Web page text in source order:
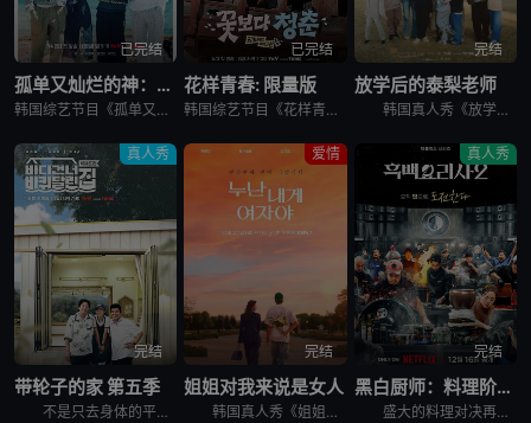
已完结
孤单又灿烂的神：鬼怪十周年特辑
韩国综艺节目《孤单又灿烂的神：鬼怪十周年特辑》又名：鬼怪十周年特别篇,鬼怪十周年之旅(台),도깨비 10주년，讲述了：为纪念开播十周年，剧中主演睽违多年再度聚首，展开特別旅行，重访经典场景、回顾难忘台
已完结
花样青春: 限量版
韩国综艺节目《花样青春: 限量版》的妙趣在于突发旅行。突然告诉出演者去旅行的日程，出演者带着制作组原封不动地给的每人10万韩元经费，于2026年2月24日通过频道十五夜直播被绑架到旅行地。出演人员是郑
完结
放学后的泰梨老师
韩国真人秀《放学后的泰梨老师》讲述的，是金泰梨成为某乡村小学的戏剧班老师，给学生们上戏剧课的节目。 成为充满热情的演技老师金泰梨和可爱学生们展开的特别旅程，将为观众带来纯真的笑容和感动。
真人秀
完结
带轮子的家 第五季
不是只去身体的平凡旅行， &nbsp; &nbsp; &nbsp; &nbsp; &nbsp; &nbsp; &nbsp; &nbsp; &nbsp; &nbsp; &nbsp; &nbsp; &
爱情
完结
姐姐对我来说是女人
韩国真人秀《姐姐对我来说是女人》讲述了，超越年龄差距这一现实的障碍，在爱情面前果敢坦率的姐弟恋男女们挑性真诚的恋爱细胞再生真人秀。
真人秀
完结
黑白厨师：料理阶级战争 第二季
盛大的料理对决再度展开，新一批“黑汤匙”厨师迎战实力坚强的“白汤匙”主厨。谁能在火热竞赛中脱颖而出？谁会黯然退场？